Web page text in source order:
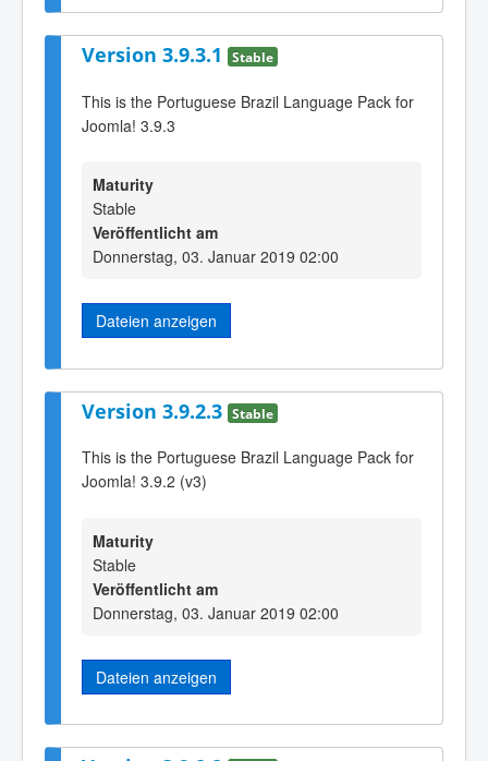
Version 3.9.3.1 Stable
This is the Portuguese Brazil Language Pack for
Joomla! 3.9.3
Maturity
Stable
Veröffentlicht am
Donnerstag, 03. Januar 2019 02:00
Dateien anzeigen
Version 3.9.2.3 Stable
This is the Portuguese Brazil Language Pack for
Joomla! 3.9.2 (v3)
Maturity
Stable
Veröffentlicht am
Donnerstag, 03. Januar 2019 02:00
Dateien anzeigen